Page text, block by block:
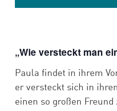
„Wie versteckt man
Paula findet in ihrem
er versteckt sich in
einen so großen